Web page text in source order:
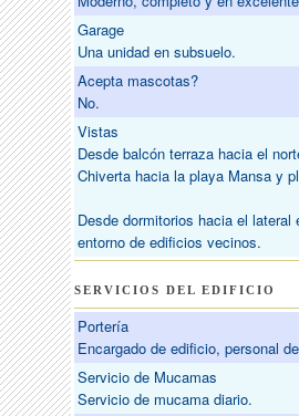
Garage
Una unidad en subsuelo.
Acepta mascotas?
No.
Vistas
Desde balcón terraza hacia el
Chiverta hacia la playa Mansa y
Desde dormitorios hacia el
entorno de edificios vecinos.
SERVICIOS DEL EDIFICIO
Portería
Encargado de edificio, personal
Servicio de Mucamas
Servicio de mucama diario.